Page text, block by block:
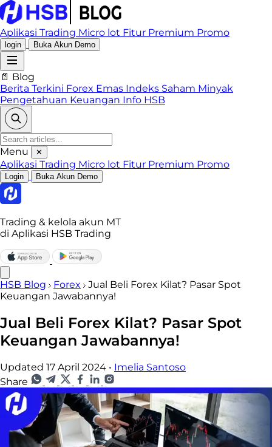
Aplikasi Trading Micro lot Fitur Premium Promo
login Buka Akun Demo
📄 Blog
Berita Terkini Forex Emas Indeks Saham Minyak
Pengetahuan Keuangan Info HSB
Menu ✕
Aplikasi Trading Micro lot Fitur Premium Promo
Login Buka Akun Demo
Trading & kelola akun MT
di Aplikasi HSB Trading
HSB Blog Forex
Jual Beli Forex Kilat? Pasar Spot
Keuangan Jawabannya!
Jual Beli Forex Kilat? Pasar Spot
Keuangan Jawabannya!
Updated 17 April 2024 • Imelia Santoso
Share